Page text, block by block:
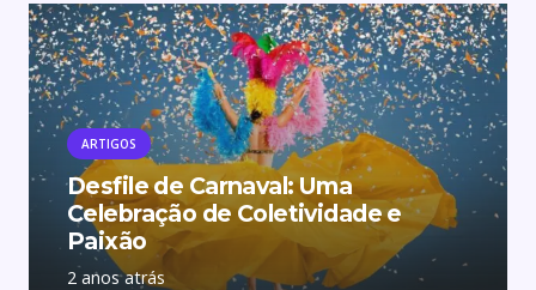
ARTIGOS
Desfile de Carnaval: Uma
Celebração de Coletividade e
Paixão
2 anos atrás